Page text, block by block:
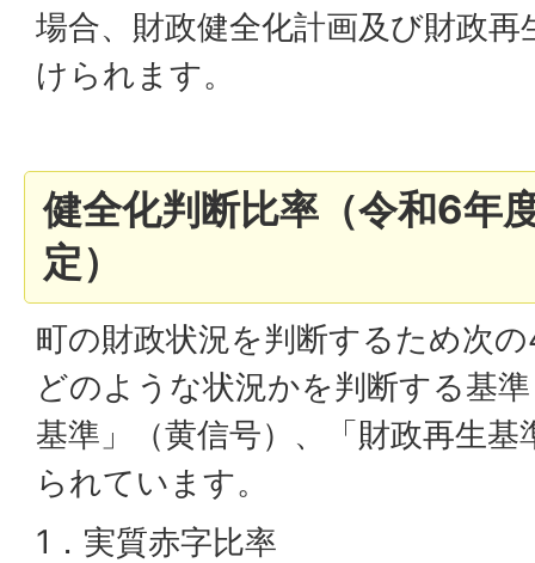
場合、財政健全化計画及び財政
けられます。
健全化判断比率（令和6年
定）
町の財政状況を判断するため次
どのような状況かを判断する基
基準」（黄信号）、「財政再生
られています。
1．実質赤字比率